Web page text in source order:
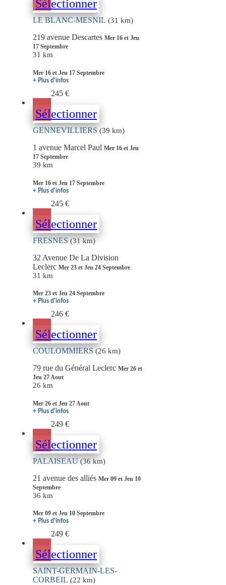
Sélectionner
LE BLANC-MESNIL (31 km)
219 avenue Descartes Mer 16 et Jeu
17 Septembre
31 km
Mer 16 et Jeu 17 Septembre
+ Plus d'infos
245 €
Sélectionner
GENNEVILLIERS (39 km)
1 avenue Marcel Paul Mer 16 et Jeu
17 Septembre
39 km
Mer 16 et Jeu 17 Septembre
+ Plus d'infos
245 €
Sélectionner
FRESNES(31 km)
32 Avenue De La Division
Leclerc Mer 23 et Jeu 24 Septembre
31 km
Mer 23 et Jeu 24 Septembre
+ Plus d'infos
246 €
Sélectionner
COULOMMIERS(26 km)
79 rue du Général Leclerc Mer 26 et
Jeu 27 Aout
26 km
Mer 26 et Jeu 27 Aout
+ Plus d'infos
249 €
Sélectionner
PALAISEAU(36 km)
21 avenue des alliés Mer 09 et Jeu 10
Septembre
36 km
Mer 09 et Jeu 10 Septembre
+ Plus d'infos
249 €
Sélectionner
SAINT-GERMAIN-LES-
CORBEIL (22 km)